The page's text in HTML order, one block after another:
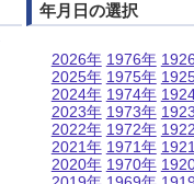
年月日の選択
2026年
2025年
2024年
2023年
2022年
2021年
2020年
1976年
1975年
1974年
1973年
1972年
1971年
1970年